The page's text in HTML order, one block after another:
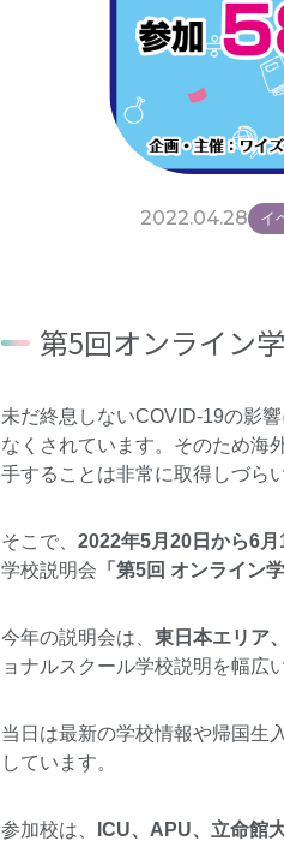
2022.04.28 イ
第5回オンライン
未だ終息しないCOVID-19の影
なくされています。そのため海
手することは非常に取得しづら
そこで、 2022年5月20日から6月
学校説明会 「第5回 オンライン
今年の説明会は、 東日本エリア
ョナルスクール学校説明を幅広
当日は最新の学校情報や帰国生
しています。
参加校は、 ICU、APU、立命館